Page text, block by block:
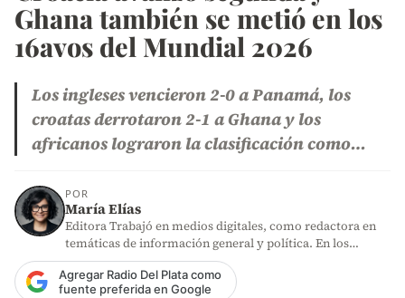
Ghana también se metió en los
16avos del Mundial 2026
Los ingleses vencieron 2-0 a Panamá, los
croatas derrotaron 2-1 a Ghana y los
africanos lograron la clasificación como…
POR
María Elías
Editora Trabajó en medios digitales, como redactora en
temáticas de información general y política. En los
últimos años,…
Agregar Radio Del Plata como
fuente preferida en Google